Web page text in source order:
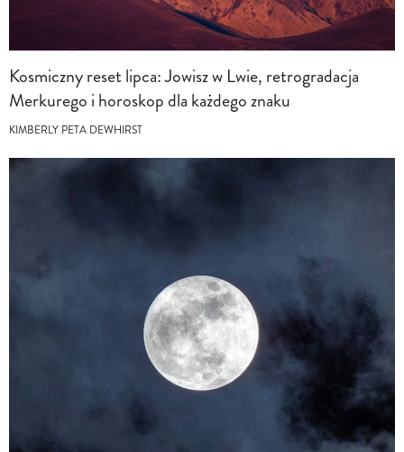
Kosmiczny reset lipca: Jowisz w Lwie, retrogradacja
Merkurego i horoskop dla każdego znaku
KIMBERLY PETA DEWHIRST